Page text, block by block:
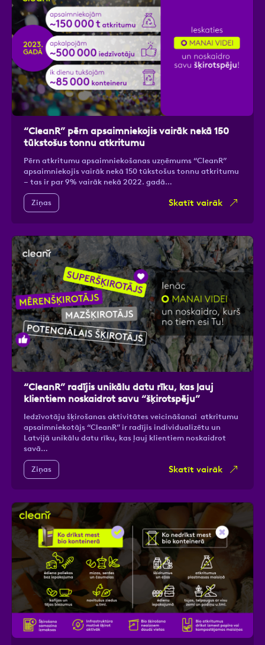
“CleanR” pērn apsaimniekojis vairāk nekā 150
tūkstošus tonnu atkritumu
Pērn atkritumu apsaimniekošanas uzņēmums “CleanR”
apsaimniekojis vairāk nekā 150 tūkstošus tonnu atkritumu
– tas ir par 9% vairāk nekā 2022. gadā…
Ziņas Skatīt vairāk
“CleanR” radījis unikālu datu rīku, kas ļauj
klientiem noskaidrot savu “šķirotspēju”
Iedzīvotāju šķirošanas aktivitātes veicināšanai atkritumu
apsaimniekotājs “CleanR” ir radījis individualizētu un
Latvijā unikālu datu rīku, kas ļauj klientiem noskaidrot
savā…
Ziņas Skatīt vairāk